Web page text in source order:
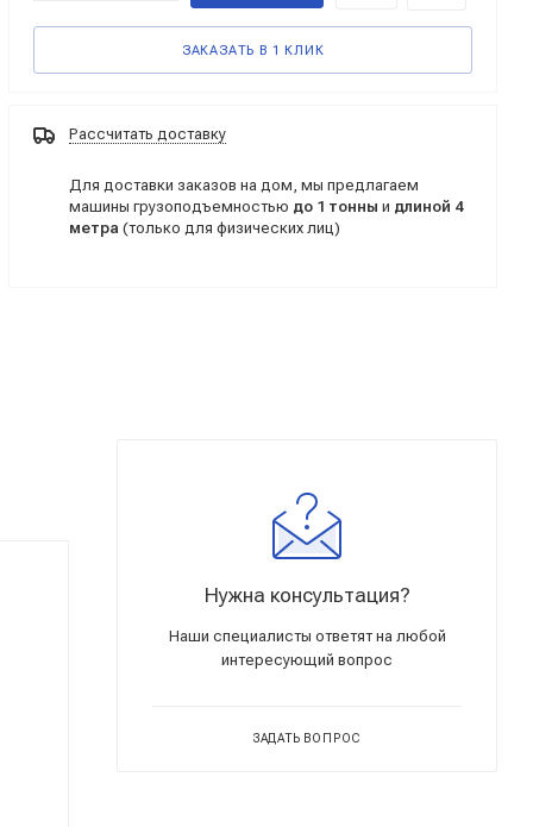
ЗАКАЗАТЬ В 1 КЛИК
Рассчитать доставку
Для доставки заказов на дом, мы предлагаем
машины грузоподъемностью до 1 тонны и длиной 4
метра (только для физических лиц)
Нужна консультация?
Наши специалисты ответят на любой
интересующий вопрос
ЗАДАТЬ ВОПРОС